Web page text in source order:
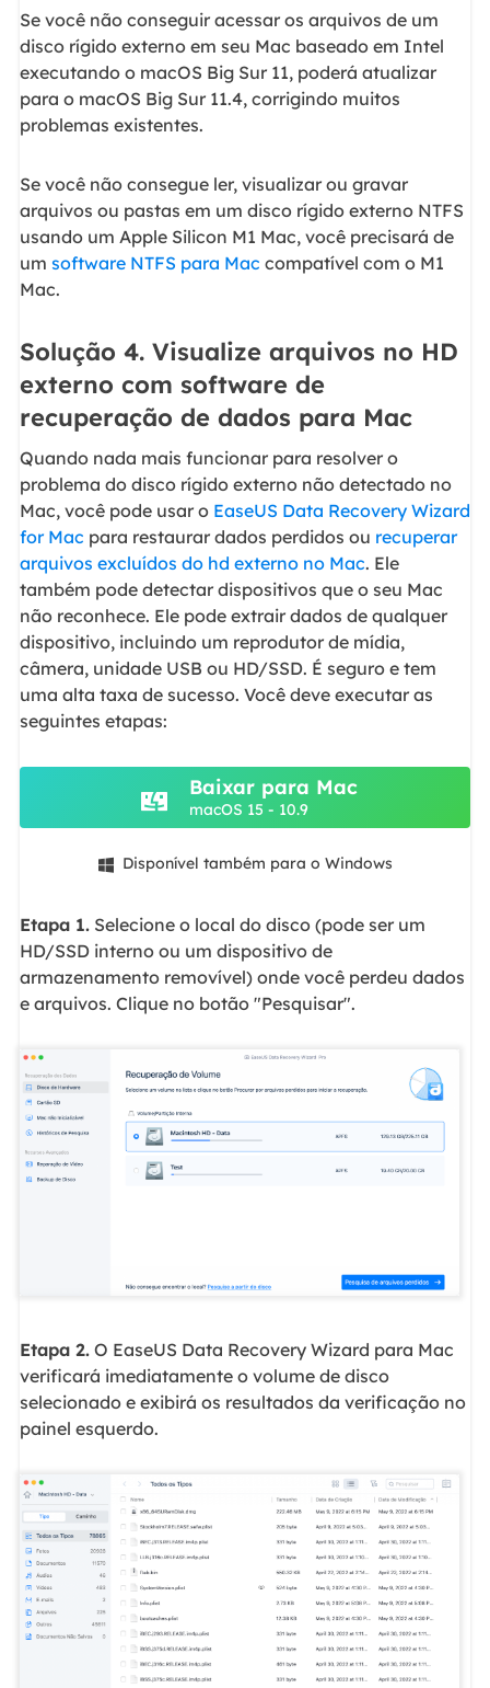
Se você não conseguir acessar os arquivos de um
disco rígido externo em seu Mac baseado em Intel
executando o macOS Big Sur 11, poderá atualizar
para o macOS Big Sur 11.4, corrigindo muitos
problemas existentes.
Se você não consegue ler, visualizar ou gravar
arquivos ou pastas em um disco rígido externo NTFS
usando um Apple Silicon M1 Mac, você precisará de
um software NTFS para Mac compatível com o M1
Mac.
Solução 4. Visualize arquivos no HD
externo com software de
recuperação de dados para Mac
Quando nada mais funcionar para resolver o
problema do disco rígido externo não detectado no
Mac, você pode usar o EaseUS Data Recovery Wizard
for Mac para restaurar dados perdidos ou recuperar
arquivos excluídos do hd externo no Mac. Ele
também pode detectar dispositivos que o seu Mac
não reconhece. Ele pode extrair dados de qualquer
dispositivo, incluindo um reprodutor de mídia,
câmera, unidade USB ou HD/SSD. É seguro e tem
uma alta taxa de sucesso. Você deve executar as
seguintes etapas:
Baixar para Mac
macOS 15 - 10.9
 Disponível também para o Windows
Etapa 1.Selecione o local do disco (pode ser um
HD/SSD interno ou um dispositivo de
armazenamento removível) onde você perdeu dados
e arquivos. Clique no botão "Pesquisar".
Etapa 2.O EaseUS Data Recovery Wizard para Mac
verificará imediatamente o volume de disco
selecionado e exibirá os resultados da verificação no
painel esquerdo.